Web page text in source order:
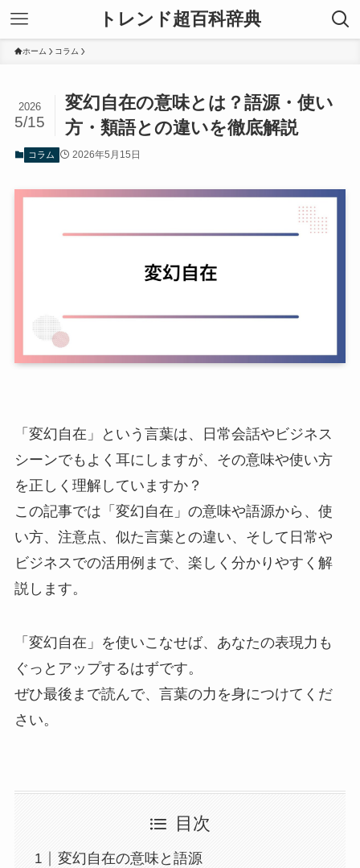
トレンド超百科辞典
ホーム コラム
変幻自在の意味とは？語源・使い
方・類語との違いを徹底解説
2026
5/15
コラム 2026年5月15日
「変幻自在」という言葉は、日常会話やビジネス
シーンでもよく耳にしますが、その意味や使い方
を正しく理解していますか？
この記事では「変幻自在」の意味や語源から、使
い方、注意点、似た言葉との違い、そして日常や
ビジネスでの活用例まで、楽しく分かりやすく解
説します。
「変幻自在」を使いこなせば、あなたの表現力も
ぐっとアップするはずです。
ぜひ最後まで読んで、言葉の力を身につけてくだ
さい。
目次
変幻自在の意味と語源